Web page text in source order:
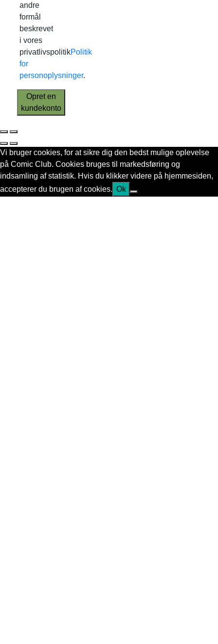
andre
formål
beskrevet
i vores
privatlivspolitikPolitik
for
personoplysninger.
Opret en
kundekonto
Vi bruger cookies, for at sikre dig den bedst mulige oplevelse
på Comic Club. Cookies bruges til markedsføring og
indsamling af statistik. Hvis du klikker videre på hjemmesiden,
accepterer du brugen af cookies. Ok